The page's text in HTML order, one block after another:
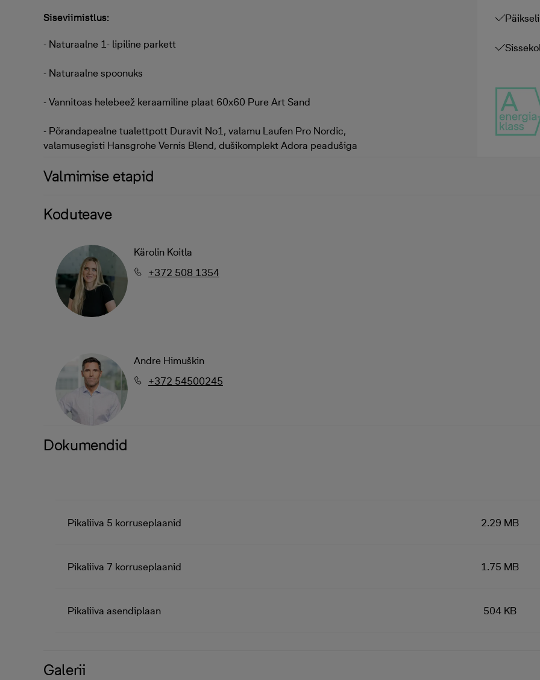
Siseviimistlus:
- Naturaalne 1- lipiline parkett
- Naturaalne spoonuks
- Vannitoas helebeež keraamiline plaat 60x60 Pure Art Sand
- Põrandapealne tualettpott Duravit No1, valamu Laufen Pro Nordic,
valamusegisti Hansgrohe Vernis Blend, dušikomplekt Adora peadušiga
Valmimise etapid
Koduteave
Kärolin Koitla
+372 508 1354
Andre Himuškin
+372 54500245
Dokumendid
Pikaliiva 5 korruseplaanid 2.29 MB
Pikaliiva 7 korruseplaanid 1.75 MB
Pikaliiva asendiplaan 504 KB
Galerii